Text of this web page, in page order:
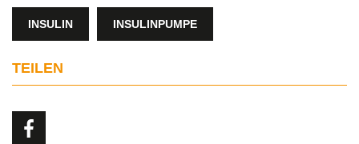
INSULIN INSULINPUMPE
TEILEN